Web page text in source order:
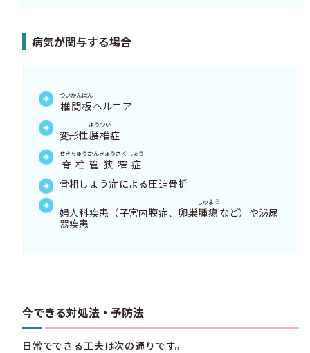
病気が関与する場合
椎間板
ついかんばん
ヘルニア
変形性腰椎
ようつい
症
脊柱管狭窄症
せきちゅうかんきょうさくしょう
骨粗しょう症による圧迫骨折
婦人科疾患（子宮内膜症、卵巣腫瘍
しゅよう
など）や泌尿
器疾患
今できる対処法・予防法
日常でできる工夫は次の通りです。